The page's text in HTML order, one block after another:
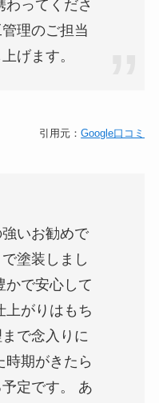
わってくださ
理のご担当
げます。
引用元：Google口コミ
いお勧めで
塗装しまし
かで安心して
上がりはもち
で念入りに
時期がきたら
定です。 あ